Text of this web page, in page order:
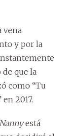
vena
y por la
de que la
como “Tu
2017.
está